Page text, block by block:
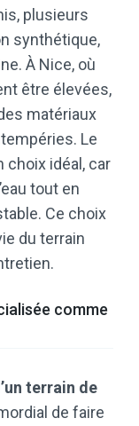
plusieurs
synthétique,
À Nice, où
être élevées,
matériaux
Le
choix idéal, car
tout en
Ce choix
du terrain
comme
terrain de
de faire